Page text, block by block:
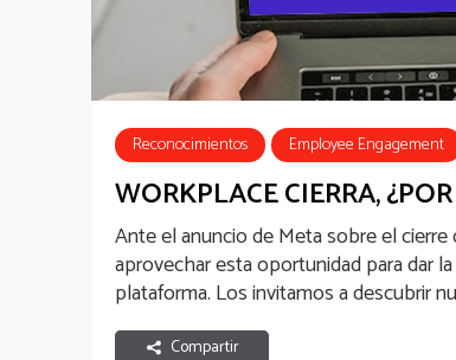
Reconocimientos Employee Engagement
WORKPLACE CIERRA,
Ante el anuncio de Meta sobre el
aprovechar esta oportunidad para dar
plataforma. Los invitamos a descubrir
Compartir